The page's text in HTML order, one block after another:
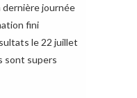
dernière journée
fini
le 22 juillet
sont supers